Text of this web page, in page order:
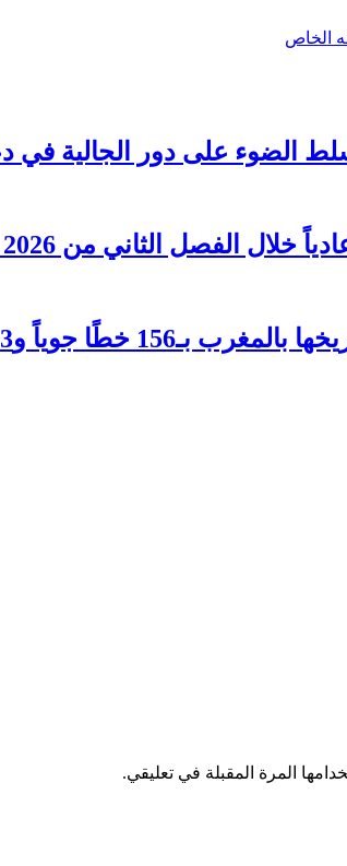
الخاص
الضوء على دور الجالية في دعم
و5.3 ملايين مقعد …
المرة المقبلة في تعليقي.